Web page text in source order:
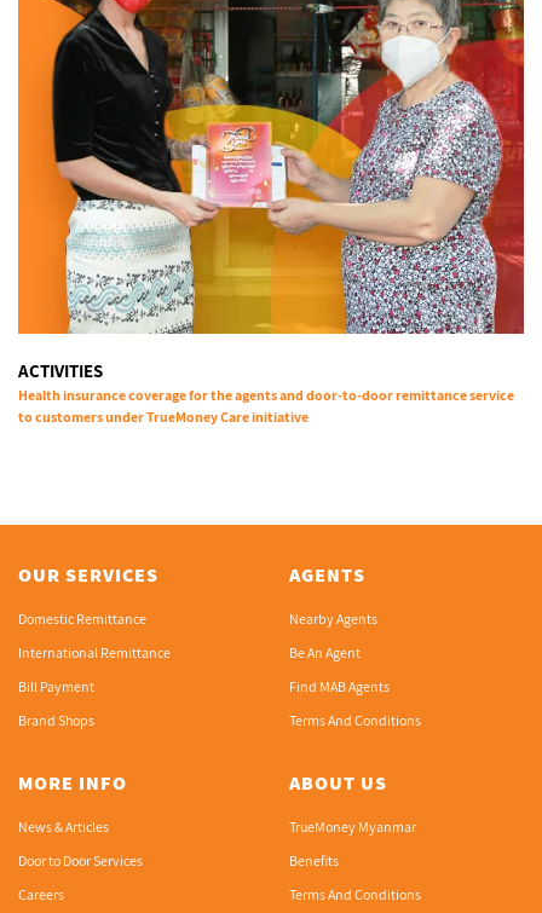
ACTIVITIES
Health insurance coverage for the agents and door-to-door remittance service
to customers under TrueMoney Care initiative
OUR SERVICES
Domestic Remittance
International Remittance
Bill Payment
Brand Shops
AGENTS
Nearby Agents
Be An Agent
Find MAB Agents
Terms And Conditions
MORE INFO
News & Articles
Door to Door Services
Careers
ABOUT US
TrueMoney Myanmar
Benefits
Terms And Conditions